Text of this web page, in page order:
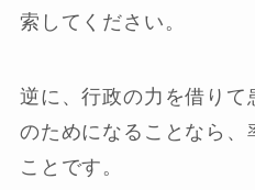
索してください。
逆に、行政の力を借り
のためになることなら、
ことです。